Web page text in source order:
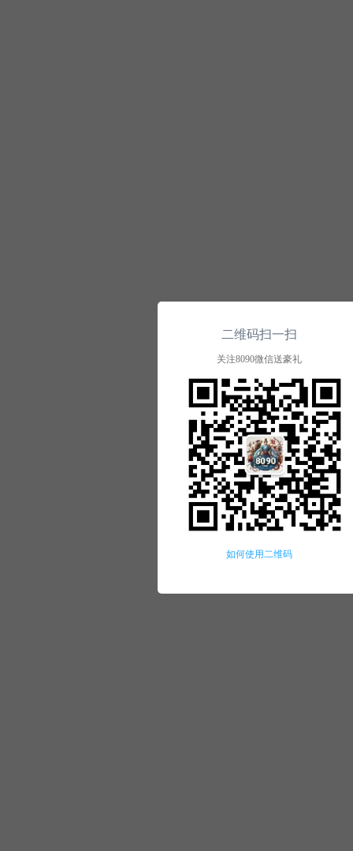
二维码扫一扫
关注8090微信送豪礼
如何使用二维码